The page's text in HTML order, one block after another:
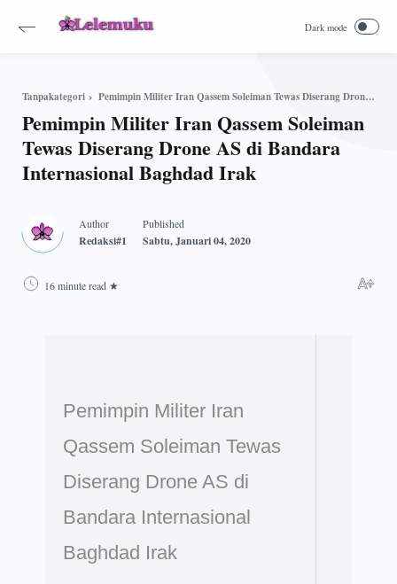
Tanpakategori Pemimpin Militer Iran Qassem Soleiman Tewas Diserang Drone AS di Bandara Internasional Baghdad Irak
Pemimpin Militer Iran Qassem Soleiman
Tewas Diserang Drone AS di Bandara
Internasional Baghdad Irak
16 minute read
Pemimpin Militer Iran
Qassem Soleiman Tewas
Diserang Drone AS di
Bandara Internasional
Baghdad Irak